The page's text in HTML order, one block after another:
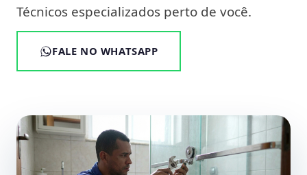
Técnicos especializados perto de você.
FALE NO WHATSAPP